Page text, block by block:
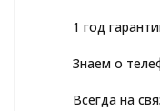
1 год
Знаем о
Всегда на